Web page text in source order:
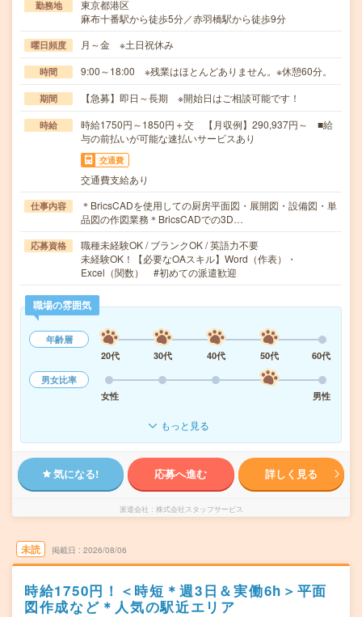
勤務地
東京都港区
麻布十番駅から徒歩5分／赤羽橋駅から徒歩9分
曜日頻度 月～金 ※土日祝休み
時間 9:00～18:00 ※残業はほとんどありません。※休憩60分。
期間 【急募】即日～長期 ※開始日はご相談可能です！
時給
時給1750円～1850円＋交 【月収例】290,937円～ ■給
与の前払いが可能な速払いサービスあり
交通費
交通費支給あり
仕事内容
＊BricsCADを使用しての厨房平面図・展開図・設備図・単
品図の作図業務＊BricsCADでの3D…
応募資格
職種未経験OK / ブランクOK / 英語力不要
未経験OK！【必要なOAスキル】Word（作表）・
Excel（関数） #初めての派遣歓迎
職場の雰囲気
年齢層
20代
30代 40代 50代
60代
男女比率
女性
男性
もっと見る
気になる! 応募へ進む 詳しく見る
派遣会社 株式会社スタッフサービス
未読 掲載日 2026/08/06
時給1750円！＜時短＊週3日＆実働6h＞平面
図作成など＊人気の駅近エリア